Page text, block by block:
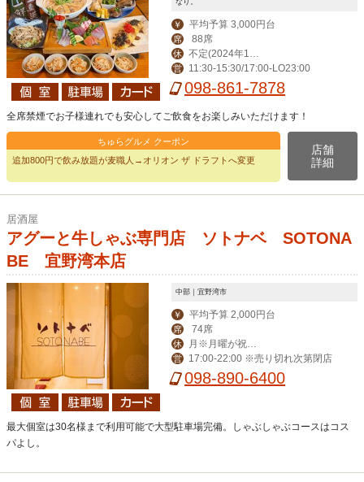
なり。
￥ 平均予算 3,000円台
席 88席
休
不定(2024年12
月31日はお休み,202
5年1月1日はランチ
営 11:30-15:30/17:00-LO23:00
098-861-7878
全席禁煙でお子様連れでも安心してご飲食をお楽しみいただけます！
ちゅらグルメ クーポン
追加800円で飲み放題が麦職人→オリオン ザ ドラフトへ変更
店舗
詳細
居酒屋
アグーと牛しゃぶ専門店 ソトナベ SOTONA
BE 宜野湾本店
中部｜宜野湾市
￥ 平均予算 2,000円台
席 74席
休
の場合は火曜が定休
営 17:00-22:00 ※売り切れ次第閉店
098-890-6400
最大個室は30名様まで利用可能で大型駐車場完備。しゃぶしゃぶコースはコス
パよし。